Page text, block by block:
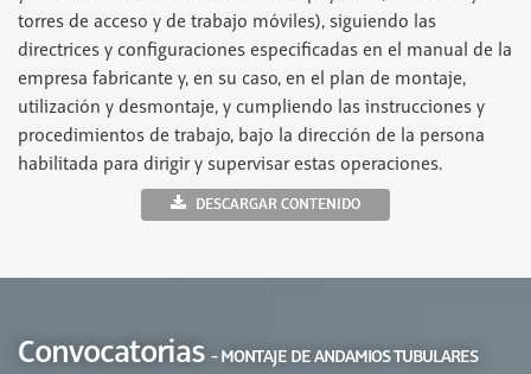
torres de acceso y de trabajo móviles), siguiendo las
directrices y configuraciones especificadas en el manual de la
empresa fabricante y, en su caso, en el plan de montaje,
utilización y desmontaje, y cumpliendo las instrucciones y
procedimientos de trabajo, bajo la dirección de la persona
habilitada para dirigir y supervisar estas operaciones.
DESCARGAR CONTENIDO
Convocatorias - MONTAJE DE ANDAMIOS TUBULARES